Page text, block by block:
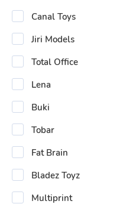
Canal Toys
Jiri Models
Total Office
Lena
Buki
Tobar
Fat Brain
Bladez Toyz
Multiprint